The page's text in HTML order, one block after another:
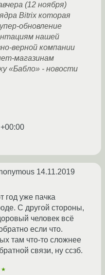
(12 ноября)
Bitrix которая
обновление
нашей
верной компании
магазинам
«Бабло» - новости
14.11.2019
год уже пачка
С другой стороны,
человек всё
если что.
там что-то сложнее
связи, ну ссзб.